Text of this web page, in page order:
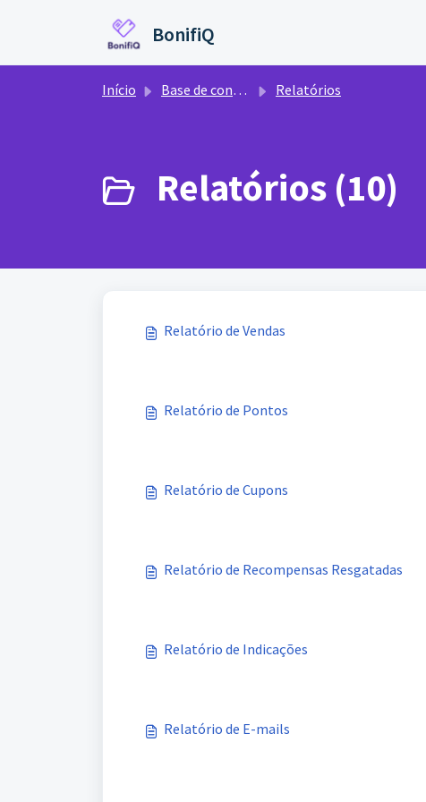
BonifiQ
Início Base de conhecimento Relatórios
Relatórios (10)
Relatório de Vendas
Relatório de Pontos
Relatório de Cupons
Relatório de Recompensas Resgatadas
Relatório de Indicações
Relatório de E-mails